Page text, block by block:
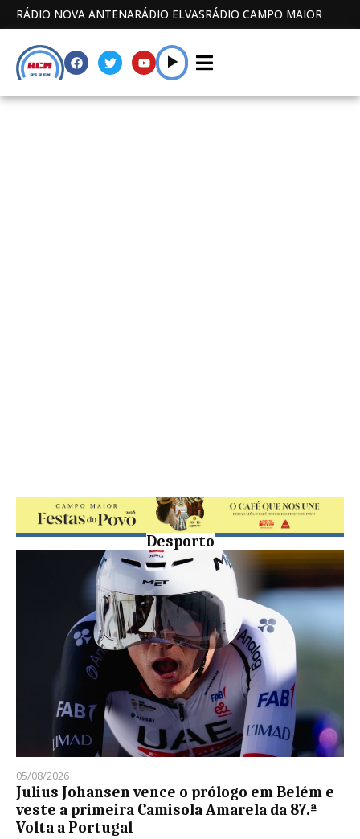
RÁDIO NOVA ANTENARÁDIO ELVASRÁDIO CAMPO MAIOR
Desporto
05/08/2026
Julius Johansen vence o prólogo em Belém e
veste a primeira Camisola Amarela da 87.ª
Volta a Portugal